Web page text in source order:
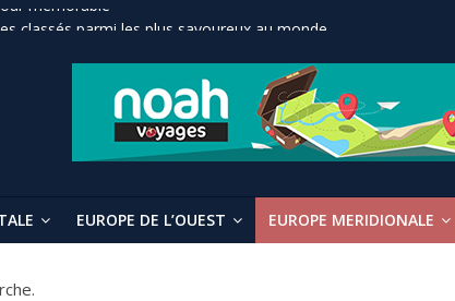
mémorable
l’archipel indonésien
EUROPE DE L’OUEST EUROPE MERIDIONALE